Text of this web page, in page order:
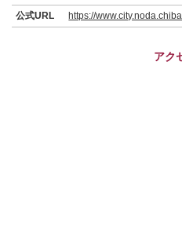
公式URL
https://
アク